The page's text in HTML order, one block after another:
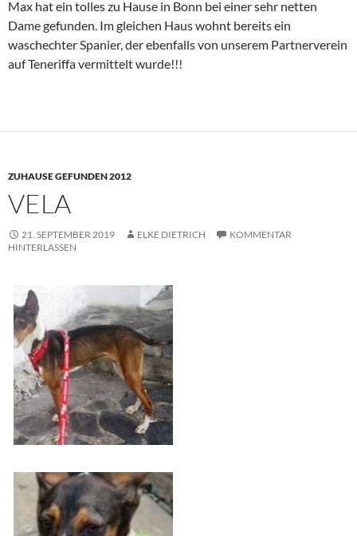
Max hat ein tolles zu Hause in Bonn bei einer sehr netten
Dame gefunden. Im gleichen Haus wohnt bereits ein
waschechter Spanier, der ebenfalls von unserem Partnerverein
auf Teneriffa vermittelt wurde!!!
ZUHAUSE GEFUNDEN 2012
VELA
21. SEPTEMBER 2019 ELKE DIETRICH
KOMMENTAR
HINTERLASSEN